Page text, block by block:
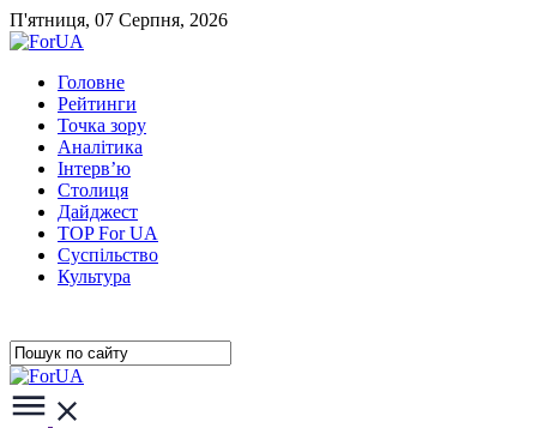
П'ятниця, 07 Серпня, 2026
Головне
Рейтинги
Точка зору
Аналітика
Інтерв’ю
Столиця
Дайджест
TOP For UA
Суспiльство
Культура